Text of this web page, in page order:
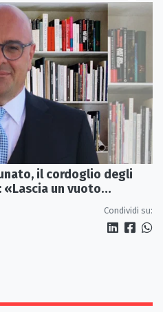
il cordoglio degli
un vuoto
Condividi su: